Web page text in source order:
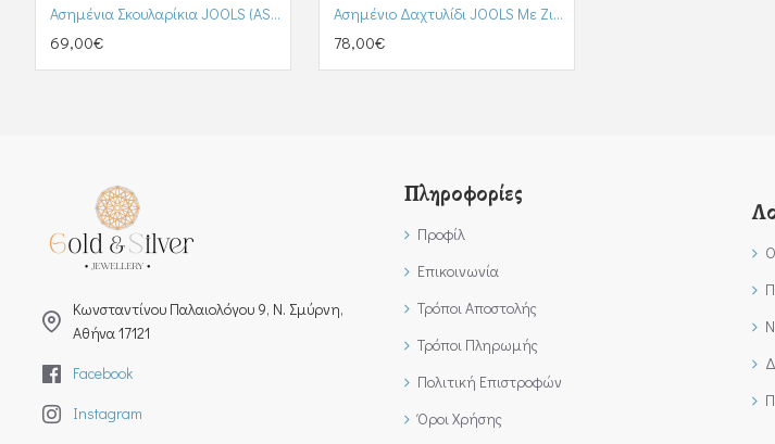
Ασημένια Σκουλαρίκια JOOLS (ASGBS12252)
69,00€
Ασημένιο Δαχτυλίδι JOOLS Με Ζιργκόν (ASHLR1610.2)
78,00€
Kωνσταντίνου Παλαιολόγου 9, Ν. Σμύρνη,
Αθήνα 17121
Facebook
Instagram
Πληροφορίες
Προφίλ
Επικοινωνία
Τρόποι Αποστολής
Τρόποι Πληρωμής
Πολιτική Επιστροφών
Όροι Χρήσης